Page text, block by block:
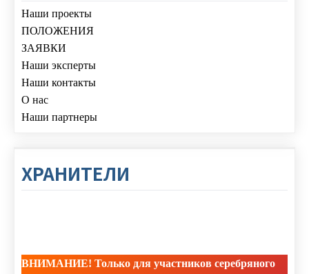
Наши проекты
ПОЛОЖЕНИЯ
ЗАЯВКИ
Наши эксперты
Наши контакты
О нас
Наши партнеры
ХРАНИТЕЛИ
ВНИМАНИЕ! Только для участников серебряного